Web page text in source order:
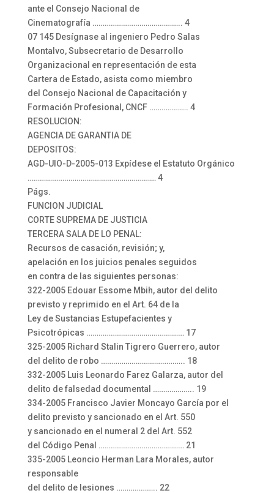
ante el Consejo Nacional de
Cinematografía …………………………………….. 4
07 145 Desígnase al ingeniero Pedro Salas
Montalvo, Subsecretario de Desarrollo
Organizacional en representación de esta
Cartera de Estado, asista como miembro
del Consejo Nacional de Capacitación y
Formación Profesional, CNCF ………………. 4
RESOLUCION:
AGENCIA DE GARANTIA DE
DEPOSITOS:
AGD-UIO-D-2005-013 Expídese el Estatuto Orgánico
……………………………………………………… 4
Págs.
FUNCION JUDICIAL
CORTE SUPREMA DE JUSTICIA
TERCERA SALA DE LO PENAL:
Recursos de casación, revisión; y,
apelación en los juicios penales seguidos
en contra de las siguientes personas:
322-2005 Edouar Essome Mbih, autor del delito
previsto y reprimido en el Art. 64 de la
Ley de Sustancias Estupefacientes y
Psicotrópicas ………………………………………… 17
325-2005 Richard Stalin Tigrero Guerrero, autor
del delito de robo ………………………………….. 18
332-2005 Luis Leonardo Farez Galarza, autor del
delito de falsedad documental ……………….. 19
334-2005 Francisco Javier Moncayo García por el
delito previsto y sancionado en el Art. 550
y sancionado en el numeral 2 del Art. 552
del Código Penal …………………………………… 21
335-2005 Leoncio Herman Lara Morales, autor
responsable
del delito de lesiones ……………….. 22